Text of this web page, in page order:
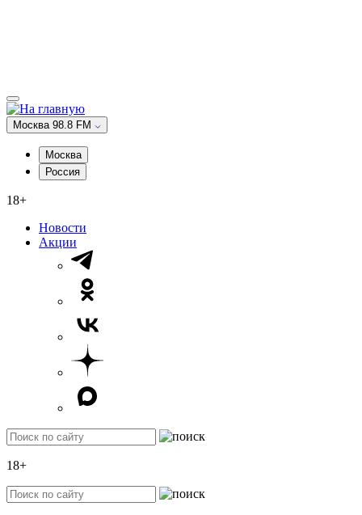
Москва 98.8 FM
Москва
Россия
18+
Новости
Акции
18+